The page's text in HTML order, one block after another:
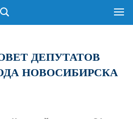
ДЕПУТАТОВ
НОВОСИБИРСКА